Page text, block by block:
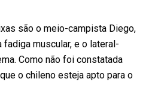
são o meio-campista Diego,
muscular, e o lateral-
Como não foi constatada
o chileno esteja apto para o